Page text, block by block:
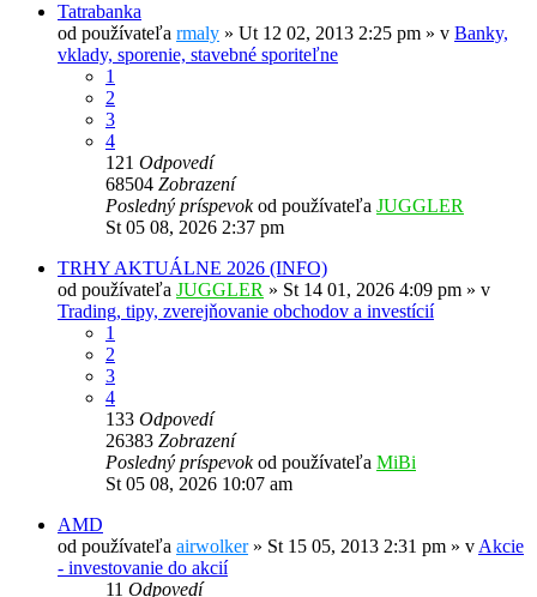
Tatrabanka
od používateľa rmaly » Ut 12 02, 2013 2:25 pm » v Banky,
vklady, sporenie, stavebné sporiteľne
1
2
3
4
121 Odpovedí
68504 Zobrazení
Posledný príspevokod používateľa JUGGLER
St 05 08, 2026 2:37 pm
TRHY AKTUÁLNE 2026 (INFO)
od používateľa JUGGLER » St 14 01, 2026 4:09 pm » v
Trading, tipy, zverejňovanie obchodov a investícií
1
2
3
4
133 Odpovedí
26383 Zobrazení
Posledný príspevokod používateľa MiBi
St 05 08, 2026 10:07 am
AMD
od používateľa airwolker» St 15 05, 2013 2:31 pm » vAkcie
- investovanie do akcií
11 Odpovedí